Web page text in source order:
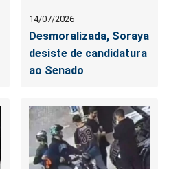
14/07/2026
Desmoralizada, Soraya
desiste de candidatura
ao Senado